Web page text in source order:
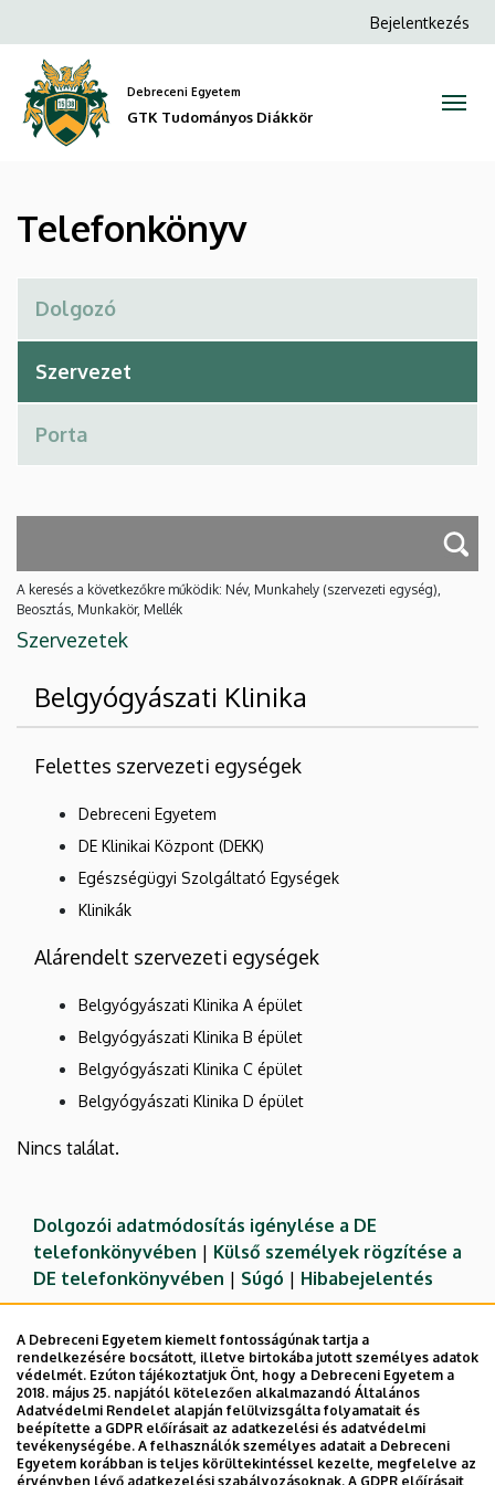
GTK
Tudományos
Diákkör
a
tartalomra
Anonim
Bejelentkezés
Debreceni Egyetem
GTK Tudományos Diákkör
Telefonkönyv
A keresés a következőkre működik: Név, Munkahely (szervezeti egység),
Beosztás, Munkakör, Mellék
Szervezetek
Belgyógyászati Klinika
Felettes szervezeti egységek
Debreceni Egyetem
DE Klinikai Központ (DEKK)
Egészségügyi Szolgáltató Egységek
Klinikák
Alárendelt szervezeti egységek
Belgyógyászati Klinika A épület
Belgyógyászati Klinika B épület
Belgyógyászati Klinika C épület
Belgyógyászati Klinika D épület
Nincs találat.
Dolgozói adatmódosítás igénylése a DE
telefonkönyvében | Külső személyek rögzítése a
DE telefonkönyvében | Súgó | Hibabejelentés
A Debreceni Egyetem kiemelt fontosságúnak tartja a
rendelkezésére bocsátott, illetve birtokába jutott személyes adatok
védelmét. Ezúton tájékoztatjuk Önt, hogy a Debreceni Egyetem a
2018. május 25. napjától kötelezően alkalmazandó Általános
Adatvédelmi Rendelet alapján felülvizsgálta folyamatait és
beépítette a GDPR előírásait az adatkezelési és adatvédelmi
tevékenységébe. A felhasználók személyes adatait a Debreceni
Egyetem korábban is teljes körültekintéssel kezelte, megfelelve az
érvényben lévő adatkezelési szabályozásoknak. A GDPR előírásait